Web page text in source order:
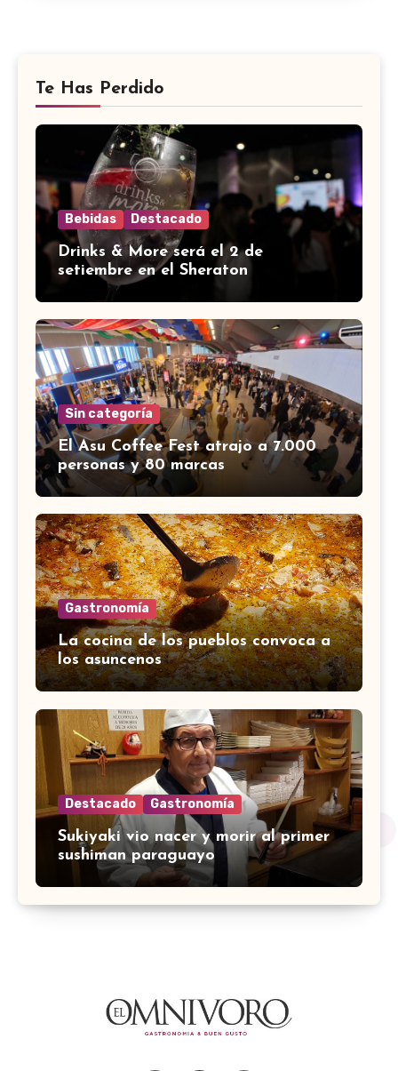
Te Has Perdido
Bebidas Destacado
Drinks & More será el 2 de
setiembre en el Sheraton
Sin categoría
El Asu Coffee Fest atrajo a 7.000
personas y 80 marcas
Gastronomía
La cocina de los pueblos convoca a
los asuncenos
Destacado Gastronomía
Sukiyaki vio nacer y morir al primer
sushiman paraguayo